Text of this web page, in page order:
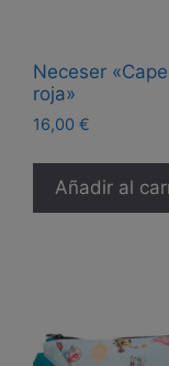
Neceser
roja»
16,00 €
Añadir al